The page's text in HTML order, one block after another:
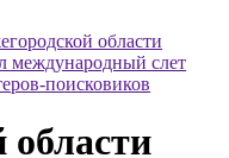
области
международный слет
поисковиков